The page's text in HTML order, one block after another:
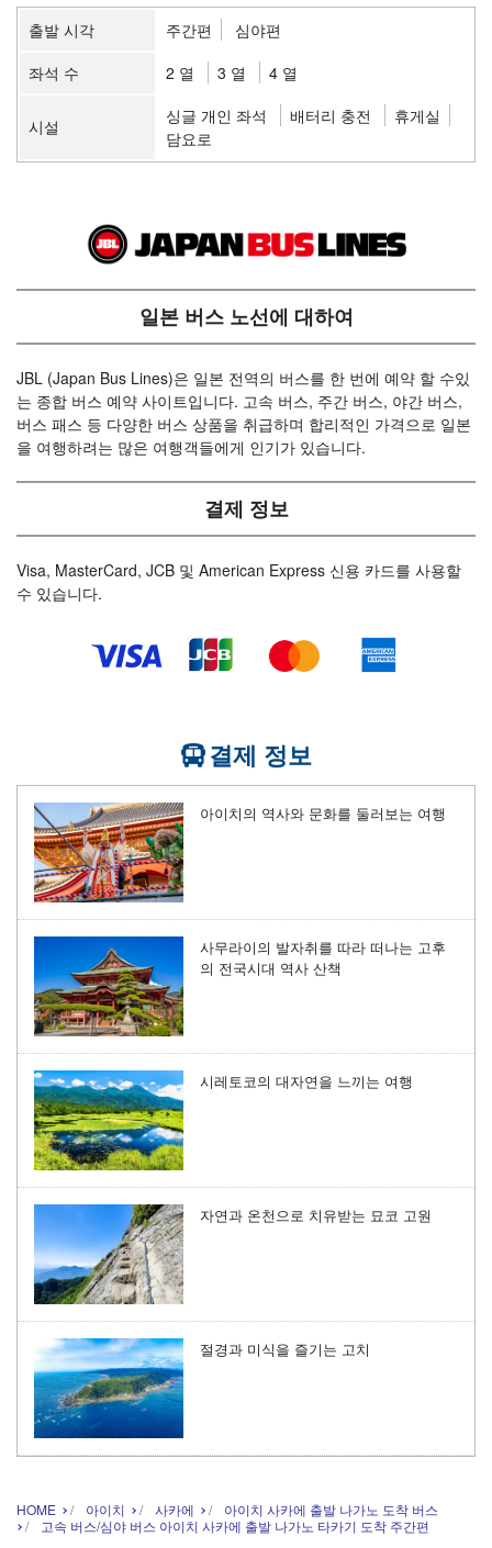
출발 시각 주간편
심야편
좌석 수
2 열 3 열 4 열
시설 싱글 개인 좌석 배터리 충전
휴게실
담요로
일본 버스 노선에 대하여
JBL (Japan Bus Lines)은 일본 전역의 버스를 한 번에 예약 할 수있
는 종합 버스 예약 사이트입니다. 고속 버스, 주간 버스, 야간 버스,
버스 패스 등 다양한 버스 상품을 취급하며 합리적인 가격으로 일본
을 여행하려는 많은 여행객들에게 인기가 있습니다.
결제 정보
Visa, MasterCard, JCB 및 American Express 신용 카드를 사용할
수 있습니다.
결제 정보
아이치의 역사와 문화를 둘러보는 여행
사무라이의 발자취를 따라 떠나는 고후
의 전국시대 역사 산책
시레토코의 대자연을 느끼는 여행
자연과 온천으로 치유받는 묘코 고원
절경과 미식을 즐기는 고치
HOME 아이치 사카에
아이치 사카에 출발 나가노 도착 버스
고속 버스/심야 버스 아이치 사카에 출발 나가노 타카기 도착 주간편